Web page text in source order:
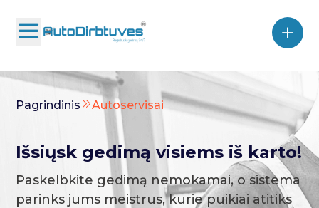
Pagrindinis Autoservisai
Išsiųsk gedimą visiems iš karto!
Paskelbkite gedimą nemokamai, o sistema
parinks jums meistrus, kurie puikiai atitiks